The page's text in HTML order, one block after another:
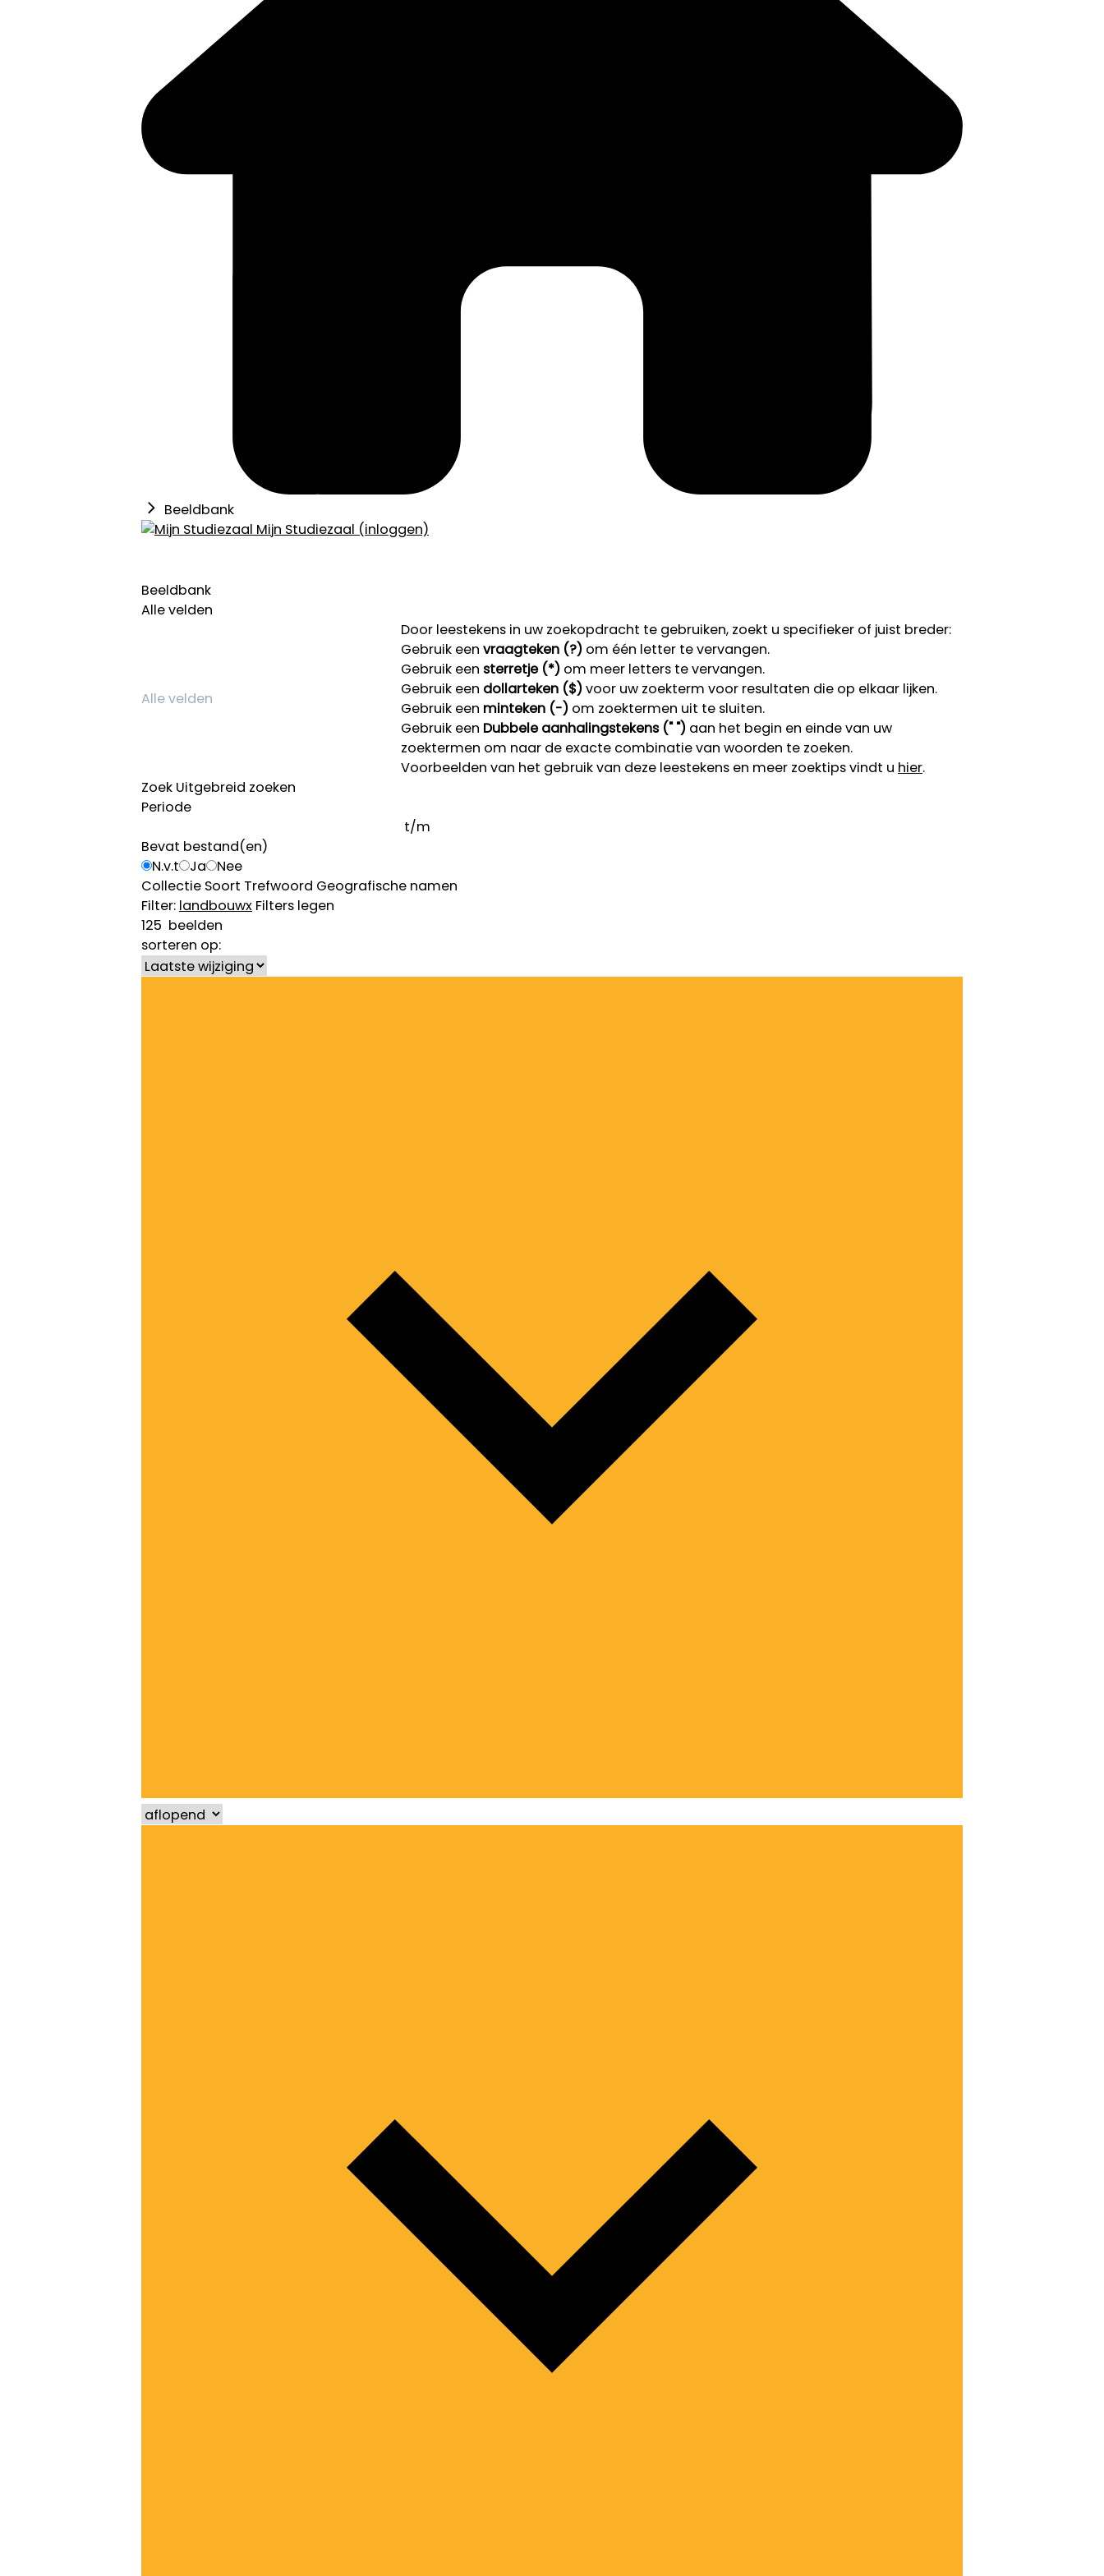
Beeldbank
Mijn Studiezaal (inloggen)
Beeldbank
Alle velden
Door leestekens in uw zoekopdracht te gebruiken, zoekt u specifieker of juist breder:
Gebruik een vraagteken (?) om één letter te vervangen.
Gebruik een sterretje (*) om meer letters te vervangen.
Gebruik een dollarteken ($)voor uw zoekterm voor resultaten die op elkaar lijken.
Gebruik een minteken (-) om zoektermen uit te sluiten.
Gebruik een Dubbele aanhalingstekens (" ") aan het begin en einde van uw
zoektermen om naar de exacte combinatie van woorden te zoeken.
Voorbeelden van het gebruik van deze leestekens en meer zoektips vindt u hier.
Zoek Uitgebreid zoeken
Periode
t/m
Bevat bestand(en)
N.v.t
Ja
Nee
Collectie Soort Trefwoord Geografische namen
Filter: landbouwx Filters legen
125 beelden
sorteren op: